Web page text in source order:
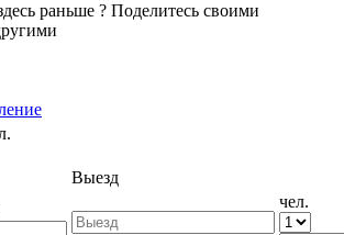
раньше ? Поделитесь своими
Выезд
чел.